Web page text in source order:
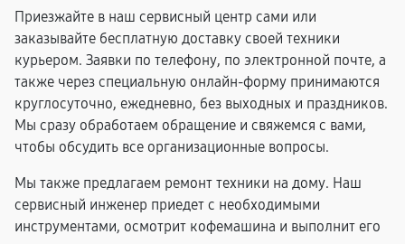
Приезжайте в наш сервисный центр сами или
заказывайте бесплатную доставку своей техники
курьером. Заявки по телефону, по электронной почте, а
также через специальную онлайн-форму принимаются
круглосуточно, ежедневно, без выходных и праздников.
Мы сразу обработаем обращение и свяжемся с вами,
чтобы обсудить все организационные вопросы.
Мы также предлагаем ремонт техники на дому. Наш
сервисный инженер приедет с необходимыми
инструментами, осмотрит кофемашина и выполнит его